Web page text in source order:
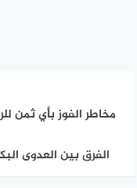
مخاطر الفوز بأي ثمن
الفرق بين العدوى